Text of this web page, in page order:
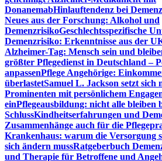
DonanemabHinlauftendenz bei
Neues aus der Forschung: Alkohol und
DemenzrisikoGeschlechtsspezifische
Demenzrisiko: Erkenntnisse aus der
Alzheimer-Tag: Mensch sein und
größter Pflegedienst in Deutschland –
anpassenPflege Angehörige:
überlastetSamuel L. Jackson setzt sich
Prominenten mit persönlichem
einPflegeausbildung: nicht alle bleiben
SchlussKindheitserfahrungen und
Zusammenhänge auch für die
Krankenhaus: warum die Versorgung
sich ändern mussRatgeberbuch
und Therapie für Betroffene und